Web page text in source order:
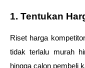
1. Tentukan
Riset harga
tidak terlalu murah
hingga calon pembeli